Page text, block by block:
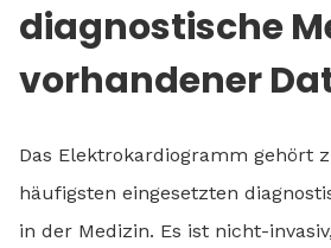
diagnostische
vorhandener
Das Elektrokardiogramm gehört
häufigsten eingesetzten
in der Medizin. Es ist nicht-